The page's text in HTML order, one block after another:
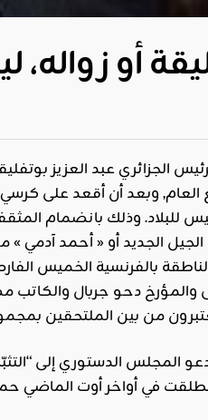
أو
الجزائري عبد العزيز
العام, وبعد أن أقعد على
للبلاد. وذلك بانضمام
الجديد أو « أحمد آدمي
بالفرنسية الخميس
دحو جربال والكاتب
المجلس الدستوري إلى